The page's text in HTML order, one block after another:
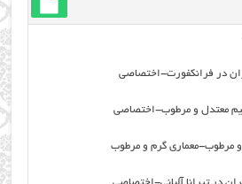
در فرانکفورت-اختصاصی
معتدل و مرطوب-اختصاصی
و مرطوب-معماری گرم و مرطوب